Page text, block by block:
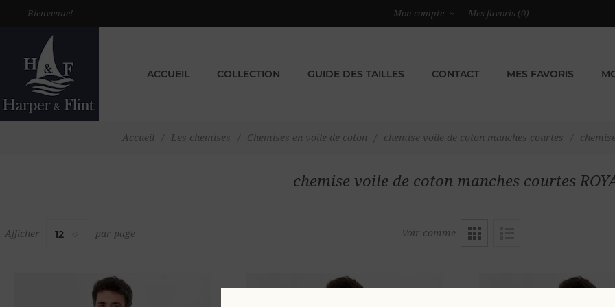
Bienvenue! Mon compte Mes favoris (0)
ACCUEIL COLLECTION GUIDE DES TAILLES CONTACT MES FAVORIS
Accueil / Les chemises / Chemises en voile de coton / chemise voile de coton manches courtes /
chemise voile de coton manches courtes
Voir comme
Afficher par page